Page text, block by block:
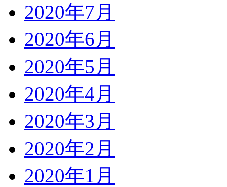
2020年7月
2020年6月
2020年5月
2020年4月
2020年3月
2020年2月
2020年1月